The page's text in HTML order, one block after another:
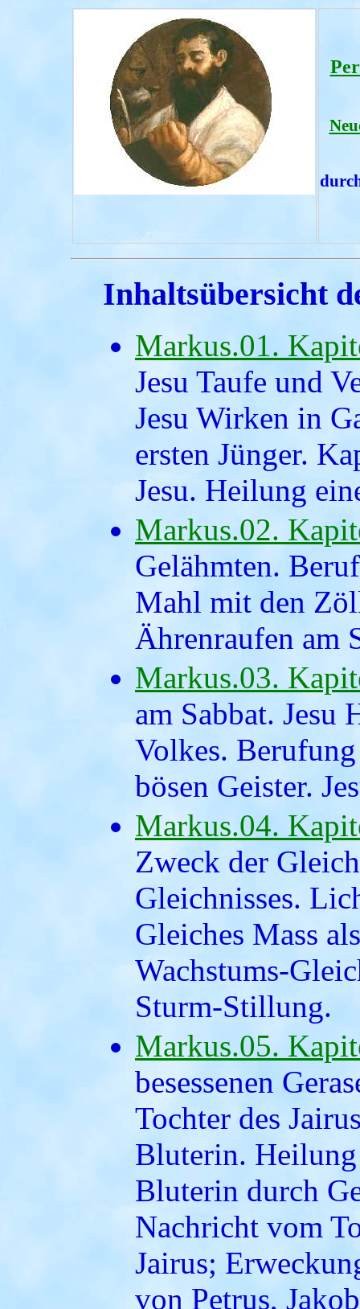
Inhaltsübersicht
Markus.01.
Jesu Taufe und
Jesu Wirken in
ersten Jünger.
Jesu. Heilung
Markus.02.
Gelähmten.
Mahl mit den
Ährenraufen am
Markus.03.
am Sabbat. Jesu
Volkes.
bösen Geister.
Markus.04.
Zweck der
Gleichnisses.
Gleiches Mass
Wachstums-
Sturm-Stillung.
Markus.05.
besessenen
Tochter des
Bluterin.
Bluterin durch
Nachricht vom
Jairus;
von Petrus,